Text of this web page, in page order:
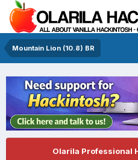
Mountain Lion (10.8) BR
Olarila Professional